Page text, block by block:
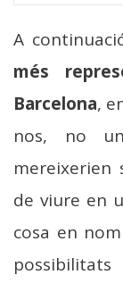
A
més
Barcelona,
nos, no
mereixerien
de viure en
cosa en